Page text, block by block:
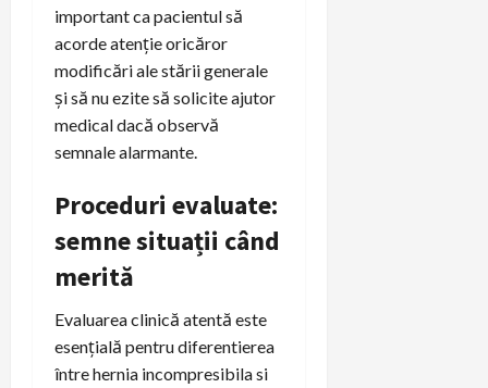
important ca pacientul să
acorde atenție oricăror
modificări ale stării generale
și să nu ezite să solicite ajutor
medical dacă observă
semnale alarmante.
Proceduri evaluate:
semne situații când
merită
Evaluarea clinică atentă este
esențială pentru diferentierea
între hernia incompresibila si